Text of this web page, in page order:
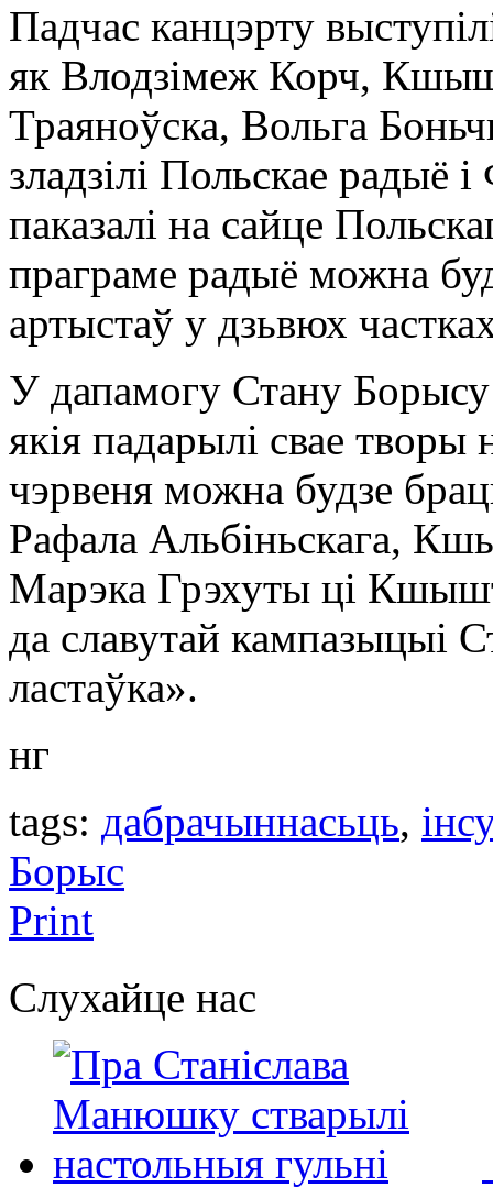
Падчас канцэрту
як Влодзімеж Корч,
Траяноўска, Вольга
зладзілі Польскае
паказалі на сайце
праграме радыё можна
артыстаў у дзьвюх
У дапамогу Стану
якія падарылі свае
чэрвеня можна будзе
Рафала Альбіньскага,
Марэка Грэхуты ці
да славутай кампазыцыі
ластаўка».
нг
tags: дабрачыннасьць,
Борыс
Print
Слухайце нас